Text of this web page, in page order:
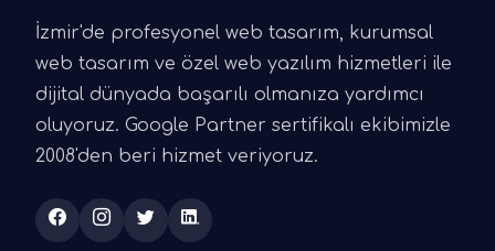
İzmir'de profesyonel web tasarım, kurumsal
web tasarım ve özel web yazılım hizmetleri ile
dijital dünyada başarılı olmanıza yardımcı
oluyoruz. Google Partner sertifikalı ekibimizle
2008'den beri hizmet veriyoruz.